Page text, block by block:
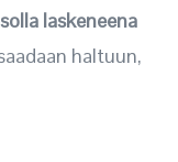
laskeneena
haltuun,